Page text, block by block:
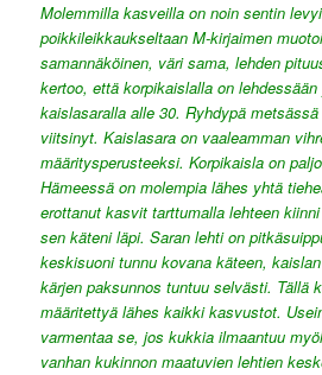
Molemmilla kasveilla on noin sentin
poikkileikkaukseltaan M-kirjaimen
samannäköinen, väri sama, lehden
kertoo, että korpikaislalla on
kaislasaralla alle 30. Ryhdypä
viitsinyt. Kaislasara on vaaleamman
määritysperusteeksi. Korpikaisla on
Hämeessä on molempia lähes yhtä
erottanut kasvit tarttumalla lehteen
sen käteni läpi. Saran lehti on
keskisuoni tunnu kovana käteen,
kärjen paksunnos tuntuu selvästi. Tällä
määritettyä lähes kaikki kasvustot.
varmentaa se, jos kukkia ilmaantuu
vanhan kukinnon maatuvien lehtien